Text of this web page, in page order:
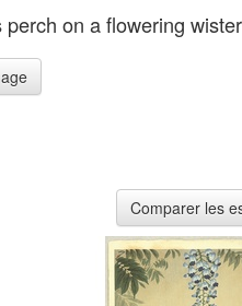
perch on a flowering
Comparer les